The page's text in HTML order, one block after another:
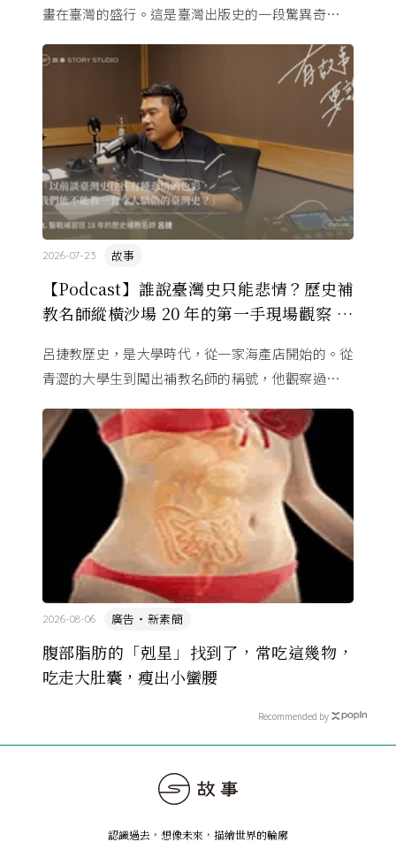
畫在臺灣的盛行。這是臺灣出版史的一段驚異奇航。
的協定保護 ...
【Podcast】誰說臺灣史只能悲情？歷史補
教名師縱橫沙場 20 年的第一手現場觀察 ft.
故事
2026-07-23
呂捷教歷史，是大學時代，從一家海產店開始的。從
青澀的大學生到闖出補教名師的稱號，他觀察過幾十
裡幾乎沒有臺灣史，一路 ...
腹部脂肪的「剋星」找到了，常吃這幾物，
吃走大肚囊，瘦出小蠻腰
廣告・新素簡
2026-08-06
Recommended by
認識過去，想像未來 ， 描繪世界的輪廓